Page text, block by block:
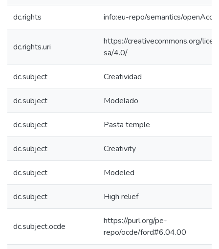
dc.rights info:eu-repo/semantics/
dc.rights.uri
https://creativecommons.org/
sa/4.0/
dc.subject Creatividad
dc.subject Modelado
dc.subject Pasta temple
dc.subject Creativity
dc.subject Modeled
dc.subject High relief
dc.subject.ocde
https://purl.org/pe-
repo/ocde/ford#6.04.00